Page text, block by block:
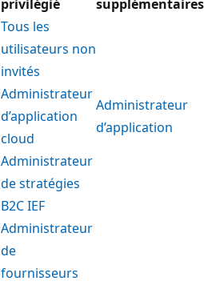
privilégié
supplémentaires
Tous les
utilisateurs non
invités
Administrateur
d’application
cloud
Administrateur
d’application
Administrateur
de stratégies
B2C IEF
Administrateur
de
fournisseurs